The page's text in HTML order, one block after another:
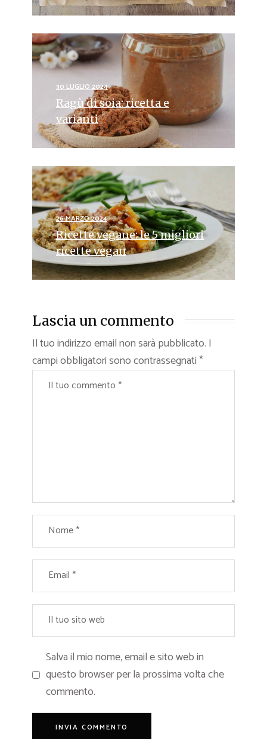
30 LUGLIO 2024
Ragù di soia: ricetta e
varianti
26 MARZO 2024
Ricette vegane: le 5 migliori
ricette vegan
Lascia un commento
Il tuo indirizzo email non sarà pubblicato. I
campi obbligatori sono contrassegnati*
Salva il mio nome, email e sito web in
questo browser per la prossima volta che
commento.